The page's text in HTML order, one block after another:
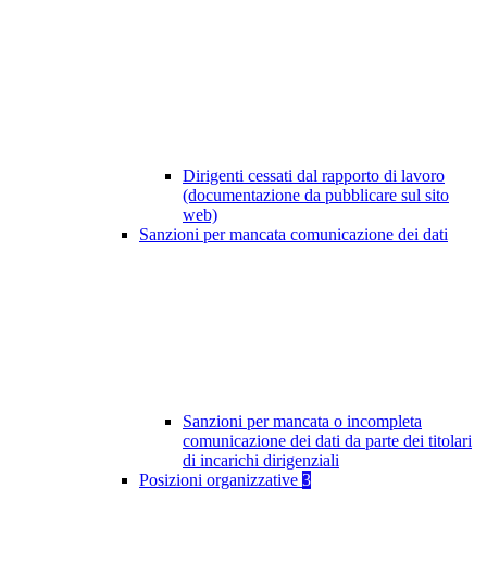
Dirigenti cessati dal rapporto di lavoro
(documentazione da pubblicare sul sito
web)
Sanzioni per mancata comunicazione dei dati
Sanzioni per mancata o incompleta
comunicazione dei dati da parte dei titolari
di incarichi dirigenziali
Posizioni organizzative 3